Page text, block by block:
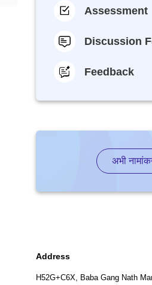
Assessment
Discussion
Feedback
अभी
Address
H52G+C6X, Baba Gang Nath